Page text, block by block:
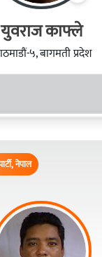
युवराज काफ्ले
५, बागमती प्रदेश
नेपाल